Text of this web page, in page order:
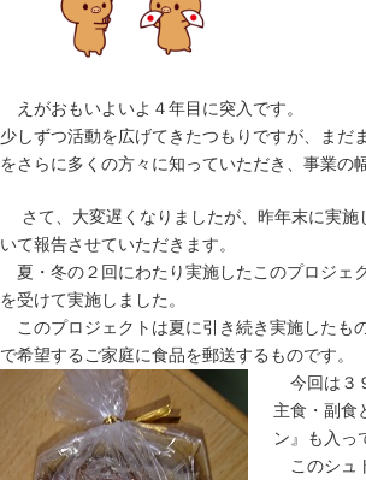
えがおもいよいよ４年目に突入です。
少しずつ活動を広げてきたつもりですが、まだ
をさらに多くの方々に知っていただき、事業の
さて、大変遅くなりましたが、昨年末に実施
いて報告させていただきます。
夏・冬の２回にわたり実施したこのプロジ
を受けて実施しました。
このプロジェクトは夏に引き続き実施したも
で希望するご家庭に食品を郵送するものです。
今回は３
主食・副食
ン』も入っ
このシュ